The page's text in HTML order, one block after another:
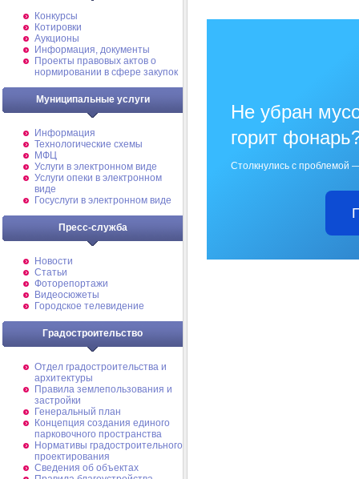
Конкурсы
Котировки
Аукционы
Информация, документы
Проекты правовых актов о
нормировании в сфере закупок
Муниципальные услуги
Информация
Технологические схемы
МФЦ
Услуги в электронном виде
Услуги опеки в электронном
виде
Госуслуги в электронном виде
Пресс-служба
Новости
Статьи
Фоторепортажи
Видеосюжеты
Городское телевидение
Градостроительство
Отдел градостроительства и
архитектуры
Правила землепользования и
застройки
Генеральный план
Концепция создания единого
парковочного пространства
Нормативы градостроительного
проектирования
Сведения об объектах
Не убран
горит
Столкнулись с проблемой